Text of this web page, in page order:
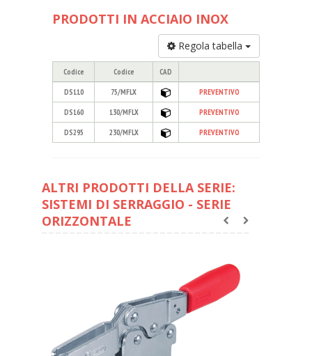
PRODOTTI IN ACCIAIO INOX
Regola tabella
Codice Codice CAD
DS110 75/MFLX PREVENTIVO
DS160 130/MFLX PREVENTIVO
DS295 230/MFLX PREVENTIVO
ALTRI PRODOTTI DELLA SERIE:
SISTEMI DI SERRAGGIO - SERIE
ORIZZONTALE